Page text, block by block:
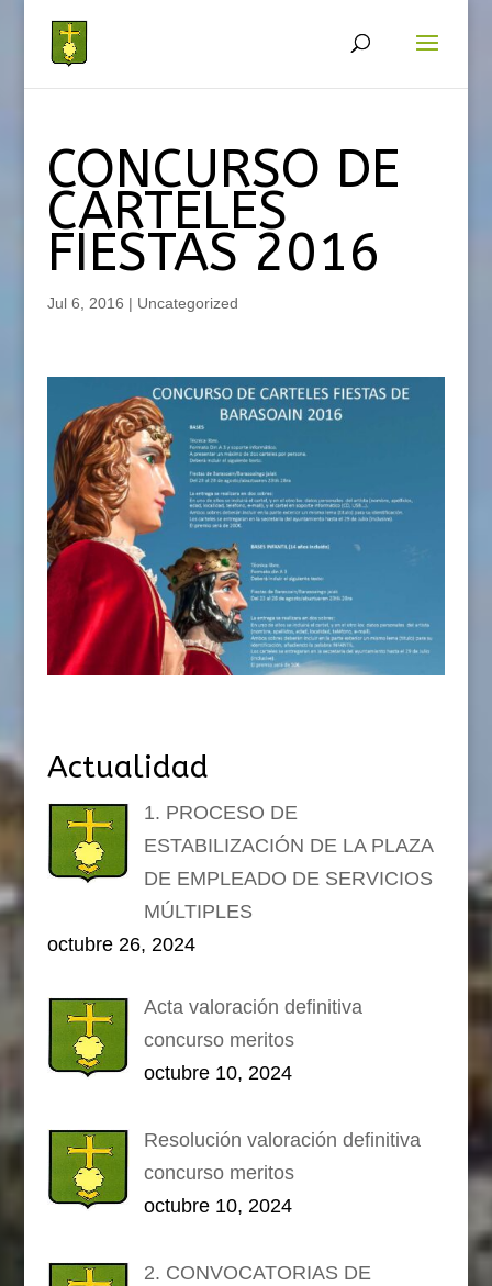
CONCURSO DE
CARTELES
FIESTAS 2016
Jul 6, 2016 | Uncategorized
Actualidad
1. PROCESO DE
ESTABILIZACIÓN DE LA PLAZA
DE EMPLEADO DE SERVICIOS
MÚLTIPLES
octubre 26, 2024
Acta valoración definitiva
concurso meritos
octubre 10, 2024
Resolución valoración definitiva
concurso meritos
octubre 10, 2024
2. CONVOCATORIAS DE